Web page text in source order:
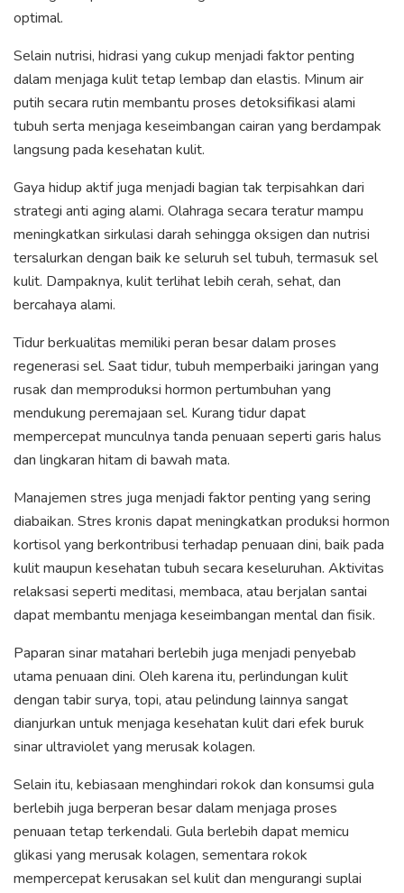
optimal.
Selain nutrisi, hidrasi yang cukup menjadi faktor penting
dalam menjaga kulit tetap lembap dan elastis. Minum air
putih secara rutin membantu proses detoksifikasi alami
tubuh serta menjaga keseimbangan cairan yang berdampak
langsung pada kesehatan kulit.
Gaya hidup aktif juga menjadi bagian tak terpisahkan dari
strategi anti aging alami. Olahraga secara teratur mampu
meningkatkan sirkulasi darah sehingga oksigen dan nutrisi
tersalurkan dengan baik ke seluruh sel tubuh, termasuk sel
kulit. Dampaknya, kulit terlihat lebih cerah, sehat, dan
bercahaya alami.
Tidur berkualitas memiliki peran besar dalam proses
regenerasi sel. Saat tidur, tubuh memperbaiki jaringan yang
rusak dan memproduksi hormon pertumbuhan yang
mendukung peremajaan sel. Kurang tidur dapat
mempercepat munculnya tanda penuaan seperti garis halus
dan lingkaran hitam di bawah mata.
Manajemen stres juga menjadi faktor penting yang sering
diabaikan. Stres kronis dapat meningkatkan produksi hormon
kortisol yang berkontribusi terhadap penuaan dini, baik pada
kulit maupun kesehatan tubuh secara keseluruhan. Aktivitas
relaksasi seperti meditasi, membaca, atau berjalan santai
dapat membantu menjaga keseimbangan mental dan fisik.
Paparan sinar matahari berlebih juga menjadi penyebab
utama penuaan dini. Oleh karena itu, perlindungan kulit
dengan tabir surya, topi, atau pelindung lainnya sangat
dianjurkan untuk menjaga kesehatan kulit dari efek buruk
sinar ultraviolet yang merusak kolagen.
Selain itu, kebiasaan menghindari rokok dan konsumsi gula
berlebih juga berperan besar dalam menjaga proses
penuaan tetap terkendali. Gula berlebih dapat memicu
glikasi yang merusak kolagen, sementara rokok
mempercepat kerusakan sel kulit dan mengurangi suplai